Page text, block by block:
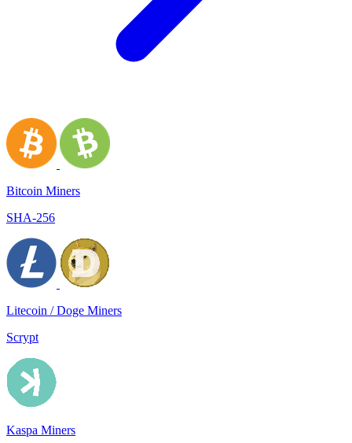
Bitcoin Miners
SHA-256
Litecoin / Doge Miners
Scrypt
Kaspa Miners